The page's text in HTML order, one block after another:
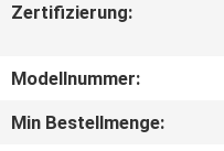
AUSFLUG
Zertifizierung:
Modellnummer:
Min Bestellmenge: